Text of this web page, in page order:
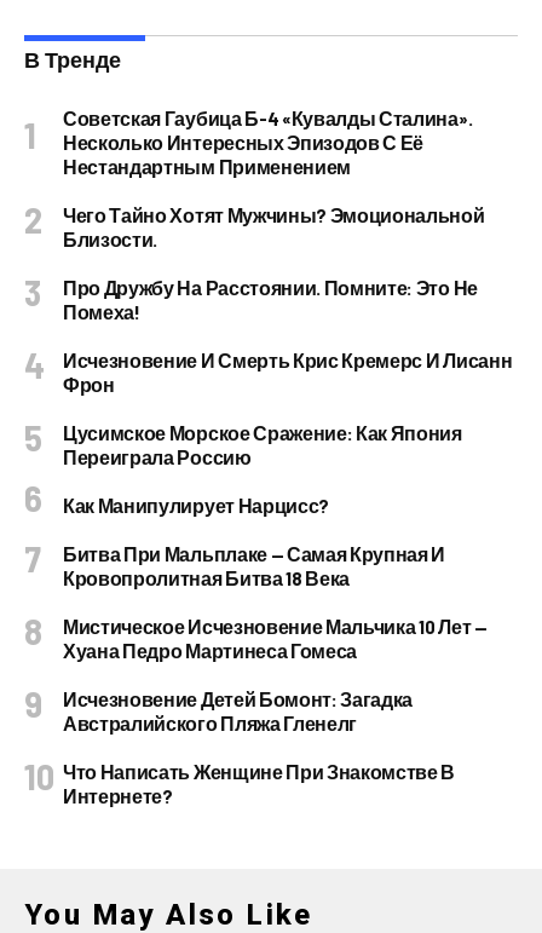
В Тренде
Советская Гаубица Б-4 «Кувалды Сталина».
Несколько Интересных Эпизодов С Её
Нестандартным Применением
Чего Тайно Хотят Мужчины? Эмоциональной
Близости.
Про Дружбу На Расстоянии. Помните: Это Не
Помеха!
Исчезновение И Смерть Крис Кремерс И Лисанн
Фрон
Цусимское Морское Сражение: Как Япония
Переиграла Россию
Как Манипулирует Нарцисс?
Битва При Мальплаке — Самая Крупная И
Кровопролитная Битва 18 Века
Мистическое Исчезновение Мальчика 10 Лет —
Хуана Педро Мартинеса Гомеса
Исчезновение Детей Бомонт: Загадка
Австралийского Пляжа Гленелг
Что Написать Женщине При Знакомстве В
Интернете?
You May Also Like